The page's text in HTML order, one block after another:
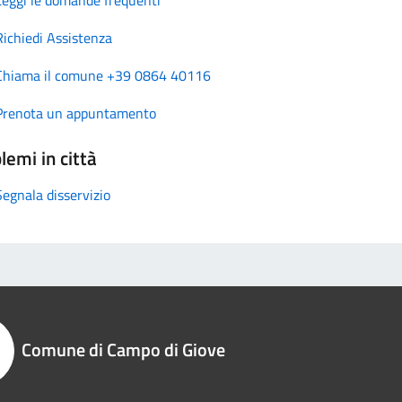
Assistenza
il comune +39 0864 40116
un appuntamento
in città
disservizio
Comune di Campo di Giove